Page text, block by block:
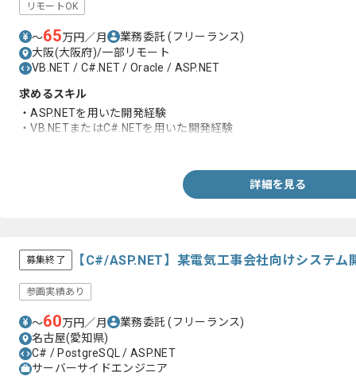
リモートOK
〜65万円／月 業務委託(フリーランス)
大阪(大阪府)/一部リモート
VB.NET / C#.NET / Oracle / ASP.NET
求めるスキル
・ASP.NETを用いた開発経験
・VB.NETまたはC#.NETを用いた開発経験
詳細を見る
募集終了 【C#/ASP.NET】某電気工事会社向けシステ
参画実績あり
〜60万円／月 業務委託(フリーランス)
名古屋(愛知県)
C# / PostgreSQL / ASP.NET
サーバーサイドエンジニア